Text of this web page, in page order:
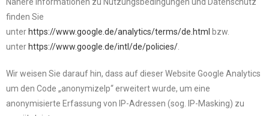
finden Sie
unter https://www.google.de/analytics/terms/de.html bzw.
unter https://www.google.de/intl/de/policies/
Wir weisen Sie darauf hin, dass auf dieser Website Google Analytics
um den Code „anonymizeIp“ erweitert wurde, um eine
anonymisierte Erfassung von IP-Adressen (sog. IP-Masking) zu